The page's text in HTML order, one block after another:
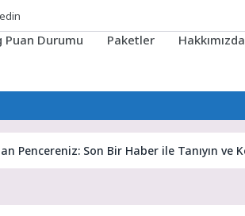
Puan Durumu Paketler Hakkımızda
Son Bir Haber ile Tanıyın ve Keşfedin